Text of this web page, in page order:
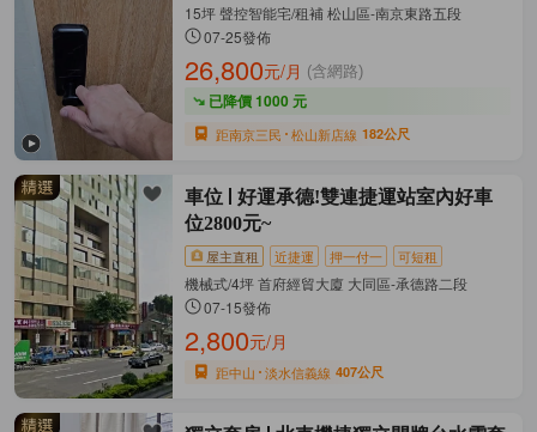
15坪 聲控智能宅/租補 松山區-南京東路五段
07-25發佈
26,800元/月 (含網路)
已降價 1000 元
距南京三民 松山新店線 182公尺
車位
好運承德!雙連捷運站室內好車
位2800元~
屋主直租 近捷運 押一付一 可短租
機械式/4坪 首府經貿大廈 大同區-承德路二段
07-15發佈
2,800元/月
距中山 淡水信義線 407公尺